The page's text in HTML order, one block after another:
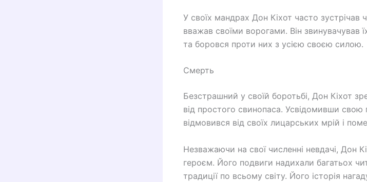
У своїх мандрах Дон Кіхот часто зустрічав
вважав своїми ворогами. Він звинувачував
та боровся проти них з усією своєю силою.
Смерть
Безстрашний у своїй боротьбі, Дон Кіхот
від простого свинопаса. Усвідомивши свою
відмовився від своїх лицарських мрій і
Незважаючи на свої численні невдачі, Дон
героєм. Його подвиги надихали багатьох
традиції по всьому світу. Його історія